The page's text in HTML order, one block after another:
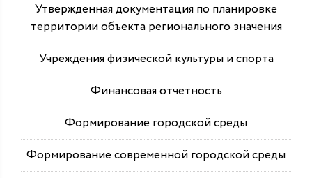
Утвержденная документация по планировке
территории объекта регионального значения
Учреждения физической культуры и спорта
Финансовая отчетность
Формирование городской среды
Формирование современной городской среды